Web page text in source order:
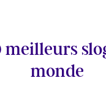
meilleurs
monde